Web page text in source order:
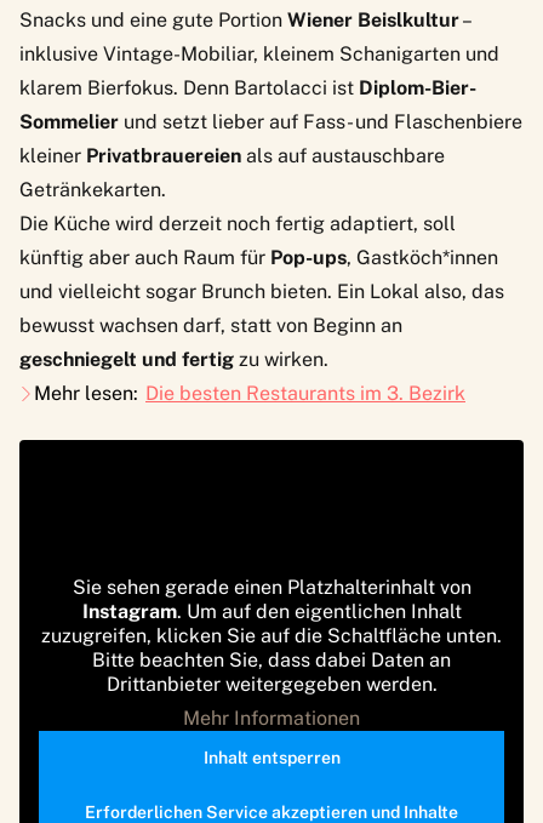
Snacks und eine gute Portion Wiener Beislkultur–
inklusive Vintage-Mobiliar, kleinem Schanigarten und
klarem Bierfokus. Denn Bartolacci ist Diplom-Bier-
Sommelier und setzt lieber auf Fass- und Flaschenbiere
kleiner Privatbrauereien als auf austauschbare
Getränkekarten.
Die Küche wird derzeit noch fertig adaptiert, soll
künftig aber auch Raum für Pop-ups, Gastköch*innen
und vielleicht sogar Brunch bieten. Ein Lokal also, das
bewusst wachsen darf, statt von Beginn an
geschniegelt und fertig zu wirken.
Mehr lesen: Die besten Restaurants im 3. Bezirk
Sie sehen gerade einen Platzhalterinhalt von
Instagram. Um auf den eigentlichen Inhalt
zuzugreifen, klicken Sie auf die Schaltfläche unten.
Bitte beachten Sie, dass dabei Daten an
Drittanbieter weitergegeben werden.
Mehr Informationen
Inhalt entsperren
Erforderlichen Service akzeptieren und Inhalte